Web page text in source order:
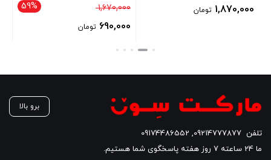
1,870,000 تومان 59% 1,670,000قیمت
اصلی 690,000 تومان
690,000 تومان
برو بالا
تلفن 09214777877
,
09174486552
ما 24 ساعته 7 روز هفته پاسخگوی شما هستیم.